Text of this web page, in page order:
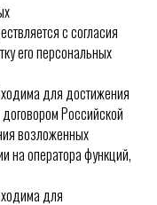
с согласия
его персональных
для достижения
Российской
возложенных
на оператора функций,
для